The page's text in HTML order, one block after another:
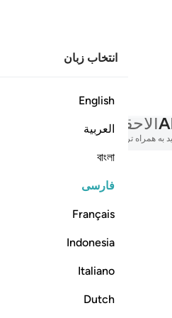
انتخاب زبان
English
العربية
বাংলা
فارسی
Français
Indonesia
Italiano
Dutch
الأحقاف